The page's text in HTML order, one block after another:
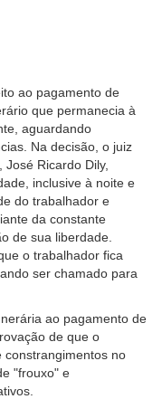
ao pagamento de
que permanecia à
aguardando
Na decisão, o juiz
Ricardo Dily,
inclusive à noite e
do trabalhador e
da constante
de sua liberdade.
o trabalhador fica
ser chamado para
ao pagamento de
de que o
constrangimentos no
"frouxo" e